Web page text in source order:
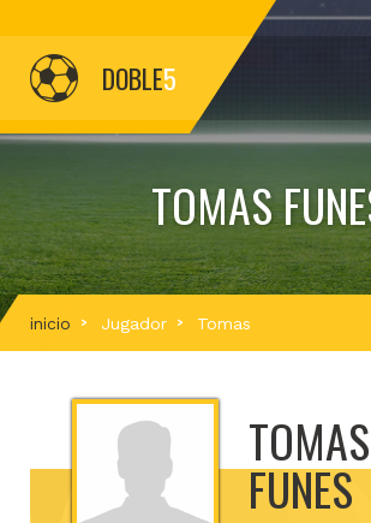
DOBLE5
TOMAS
inicio Jugador Tomas
TOMAS
FUNES